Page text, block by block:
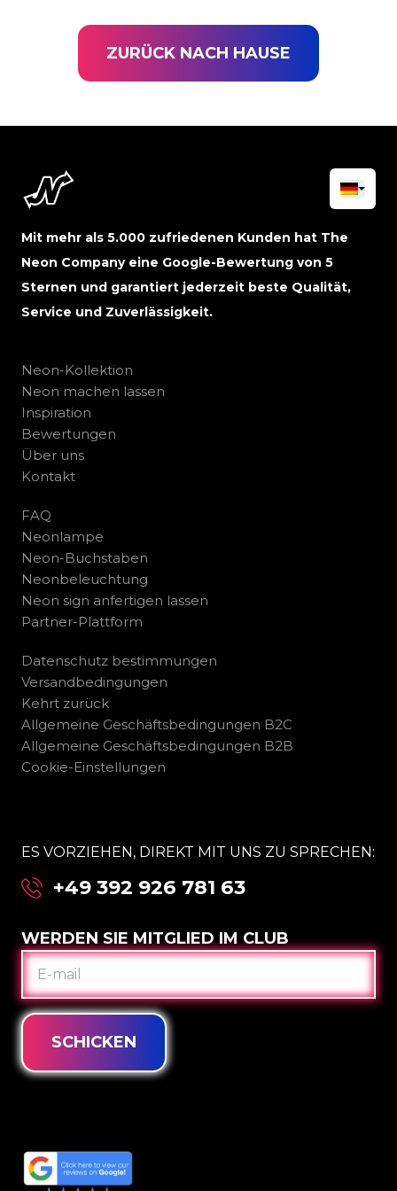
ZURÜCK NACH HAUSE
Mit mehr als 5.000 zufriedenen Kunden hat The
Neon Company eine Google-Bewertung von 5
Sternen und garantiert jederzeit beste Qualität,
Service und Zuverlässigkeit.
Neon-Kollektion
Neon machen lassen
Inspiration
Bewertungen
Über uns
Kontakt
FAQ
Neonlampe
Neon-Buchstaben
Neonbeleuchtung
Neon sign anfertigen lassen
Partner-Plattform
Datenschutz bestimmungen
Versandbedingungen
Kehrt zurück
Allgemeine Geschäftsbedingungen B2C
Allgemeine Geschäftsbedingungen B2B
Cookie-Einstellungen
ES VORZIEHEN, DIREKT MIT UNS ZU SPRECHEN:
+49 392 926 781 63
WERDEN SIE MITGLIED IM CLUB
E-
MAIL
SCHICKEN